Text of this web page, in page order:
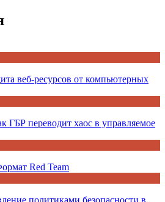
веб-ресурсов от компьютерных
ГБР переводит хаос в управляемое
Red Team
политиками безопасности в